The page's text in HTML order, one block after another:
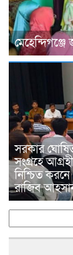
সরকার ঘোষিত
সংগ্রহে
নিশ্চিত করনে
রাজিব
for: